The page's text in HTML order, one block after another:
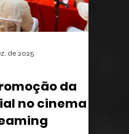
da
no cinema e
de 2025